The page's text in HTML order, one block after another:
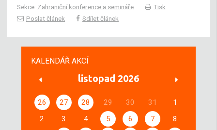
Sekce: Zahraniční konference a semináře
Tisk
Poslat článek
Sdílet článek
KALENDÁŘ AKCÍ
listopad 2026
26 27 28 29 30 31
1
2
3 4 5 6 7
8